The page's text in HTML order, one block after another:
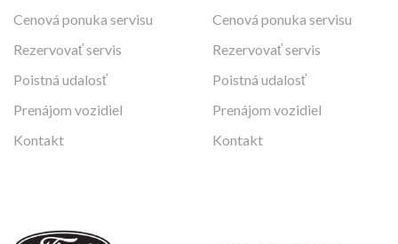
Cenová ponuka servisu
Rezervovať servis
Poistná udalosť
Prenájom vozidiel
Kontakt
Cenová ponuka servisu
Rezervovať servis
Poistná udalosť
Prenájom vozidiel
Kontakt